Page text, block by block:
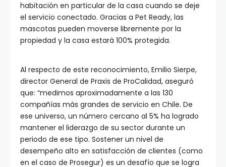
habitación en particular de la casa cuando se deje
el servicio conectado. Gracias a Pet Ready, las
mascotas pueden moverse libremente por la
propiedad y la casa estará 100% protegida.
Al respecto de este reconocimiento, Emilio Sierpe,
director General de Praxis de ProCalidad, aseguró
que: “medimos aproximadamente a las 130
compañías más grandes de servicio en Chile. De
ese universo, un número cercano al 5% ha logrado
mantener el liderazgo de su sector durante un
periodo de ese tipo. Sostener un nivel de
desempeño alto en satisfacción de clientes (como
en el caso de Prosegur) es un desafío que se logra